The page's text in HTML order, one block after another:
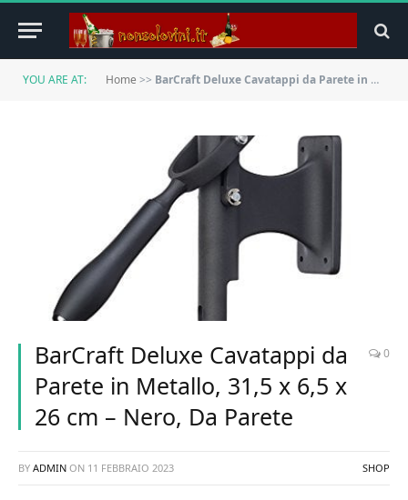
YOU ARE AT: Home >> BarCraft Deluxe Cavatappi da Parete in Metallo, 31,5 x 6,5 x 26 cm – Nero, Da Parete
BarCraft Deluxe Cavatappi da
Parete in Metallo, 31,5 x 6,5 x
26 cm – Nero, Da Parete
0
BY ADMIN ON 11 FEBBRAIO 2023 SHOP